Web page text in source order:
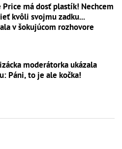
Price má dosť plastík! Nechcem
kvôli svojmu zadku...
v šokujúcom rozhovore
moderátorka ukázala
Páni, to je ale kočka!